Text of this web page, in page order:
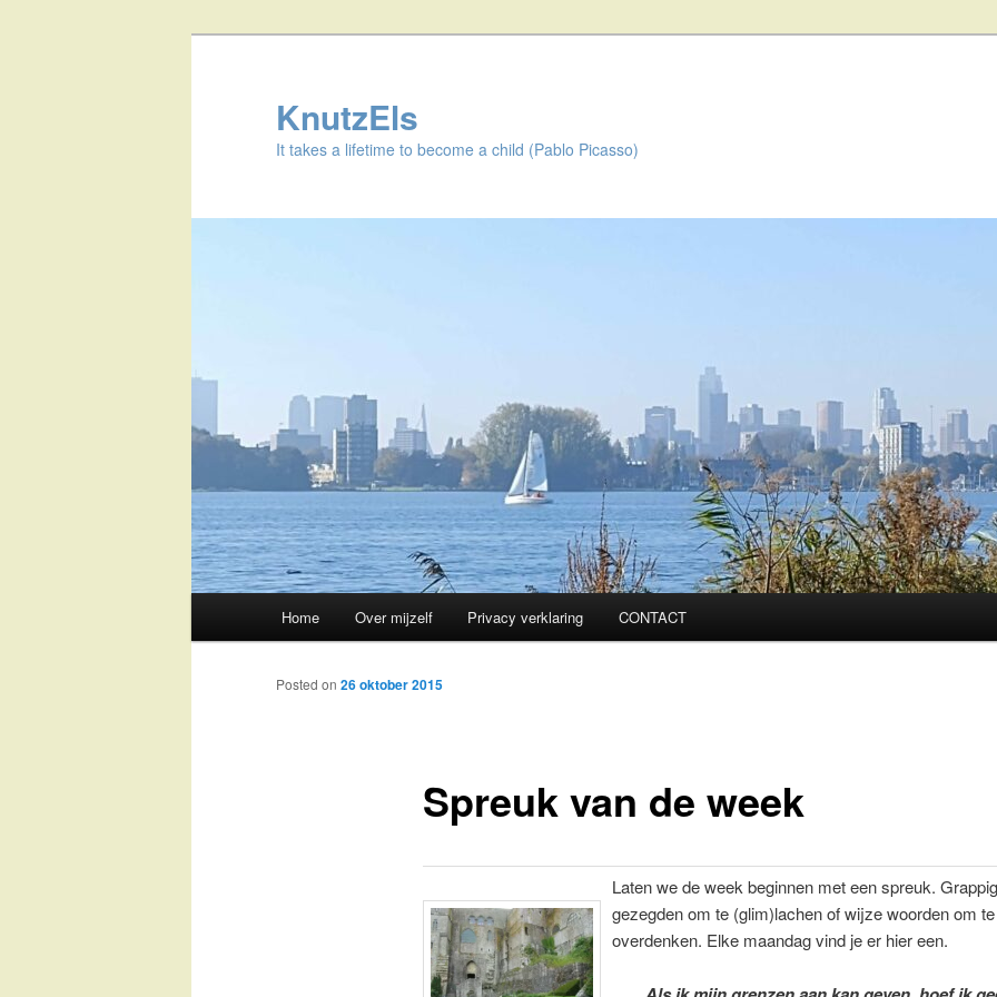
KnutzEls
It takes a lifetime to become a child (Pablo Picasso)
Skip
to
Home Over mijzelf Privacy verklaring CONTACT
Spreuk van de week
Posted on 26 oktober 2015
Laten we de week beginnen met een spreuk.
gezegden om te (glim)lachen of wijze woorden om te
overdenken. Elke maandag vind je er hier een.